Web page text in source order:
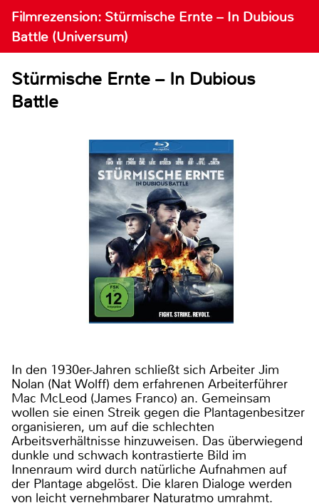
Filmrezension: Stürmische Ernte – In Dubious
Battle (Universum)
Stürmische Ernte – In Dubious
Battle
In den 1930er-Jahren schließt sich Arbeiter Jim
Nolan (Nat Wolff) dem erfahrenen Arbeiterführer
Mac McLeod (James Franco) an. Gemeinsam
wollen sie einen Streik gegen die Plantagenbesitzer
organisieren, um auf die schlechten
Arbeitsverhältnisse hinzuweisen. Das überwiegend
dunkle und schwach kontrastierte Bild im
Innenraum wird durch natürliche Aufnahmen auf
der Plantage abgelöst. Die klaren Dialoge werden
von leicht vernehmbarer Naturatmo umrahmt.